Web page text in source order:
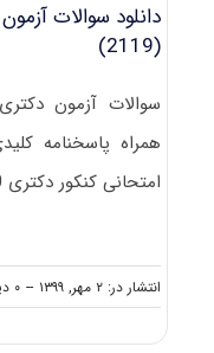
(2119)
همراه پاسخنامه
امتحانی کنکور دکتری 1400
انتشار در: ۲ مهر, ۱۳۹۹ -- ۰ دیدگاه